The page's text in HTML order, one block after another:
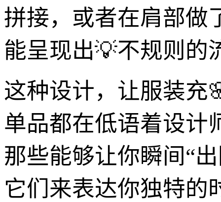
拼接，或者在肩部做
能呈现出💡不规则的
这种设计，让服装充
单品都在低语着设计
那些能够让你瞬间“
它们来表达你独特的